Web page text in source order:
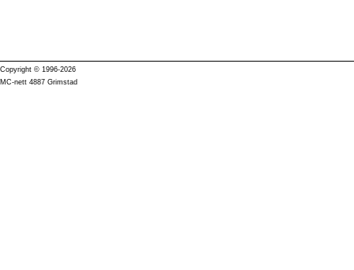
Copyright © 1996-2026
MC-nett 4887 Grimstad